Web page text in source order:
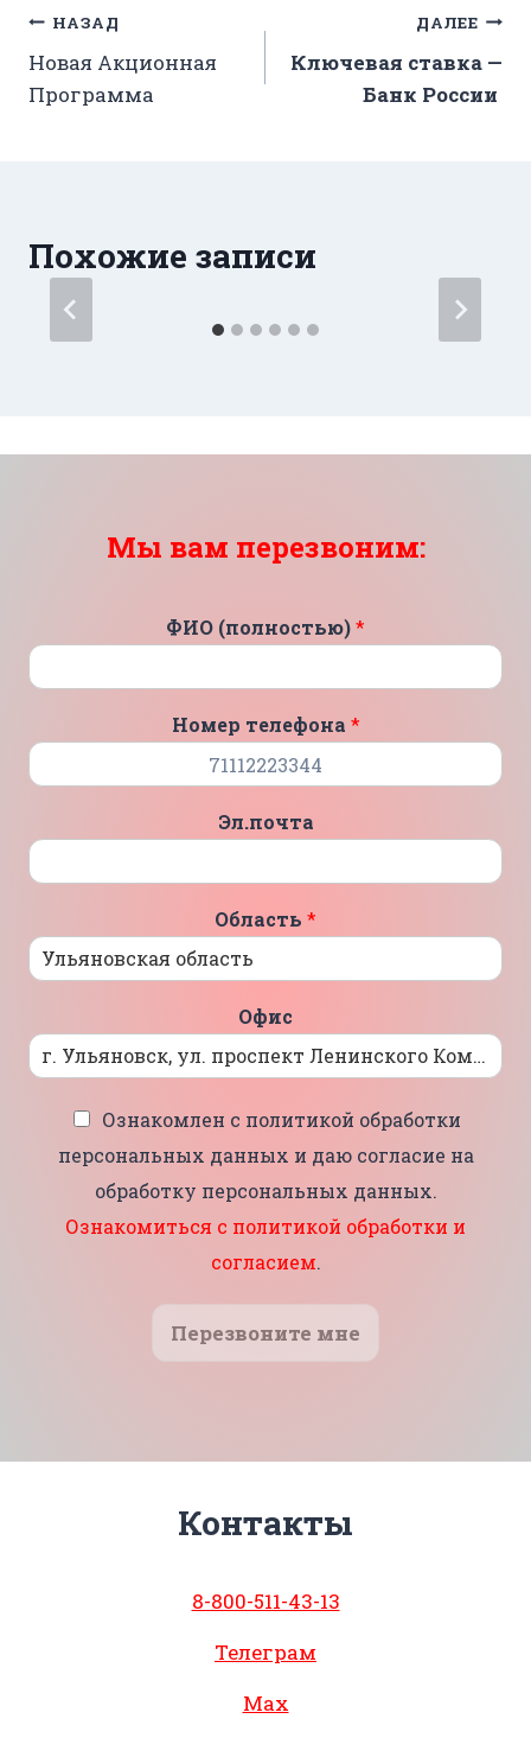
Навигация
по
НАЗАД
Новая Акционная
Программа
ДАЛЕЕ
Ключевая ставка —
Банк России
Похожие записи
Мы вам перезвоним:
ФИО (полностью)*
Номер телефона *
Эл.почта
Область *
Офис
Ознакомлен с политикой обработки
персональных данных и даю согласие на
обработку персональных данных.
Ознакомиться с политикой обработки и
согласием.
Перезвоните мне
Контакты
8-800-511-43-13
Телеграм
Max